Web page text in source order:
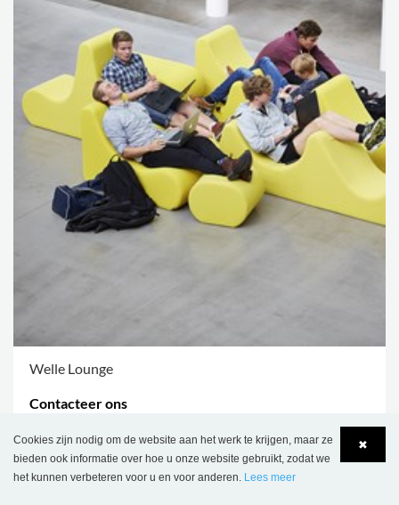
Welle Lounge
Contacteer ons
MEER OPTIES. ✖
Cookies zijn nodig om de website aan het werk te krijgen, maar ze
bieden ook informatie over hoe u onze website gebruikt, zodat we
het kunnen verbeteren voor u en voor anderen. Lees meer